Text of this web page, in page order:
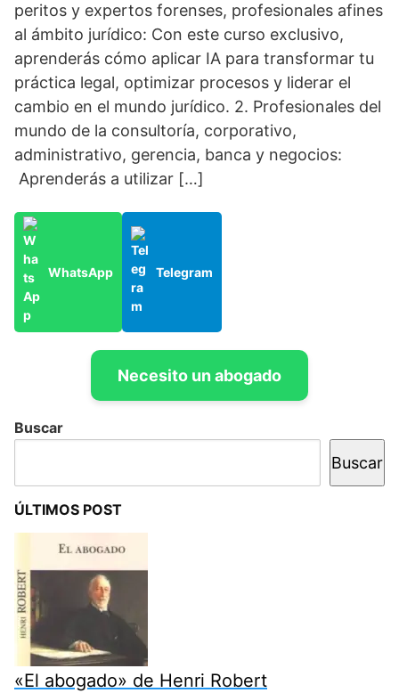
peritos y expertos forenses, profesionales afines
al ámbito jurídico: Con este curso exclusivo,
aprenderás cómo aplicar IA para transformar tu
práctica legal, optimizar procesos y liderar el
cambio en el mundo jurídico. 2. Profesionales del
mundo de la consultoría, corporativo,
administrativo, gerencia, banca y negocios:
Aprenderás a utilizar […]
WhatsApp Telegram
Necesito un abogado
Buscar
Buscar
ÚLTIMOS POST
«El abogado» de Henri Robert